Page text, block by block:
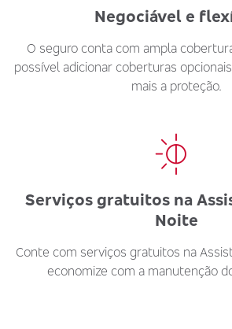
Negociável e
O seguro conta com ampla
possível adicionar coberturas
mais a proteção.
Serviços gratuitos na
Noite
Conte com serviços gratuitos na
economize com a manutenção